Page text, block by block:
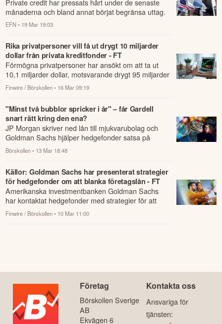
Private credit har pressats hårt under de senaste
månaderna och bland annat börjat begränsa uttag.
EFN • 19 Mar 19:03
Rika privatpersoner vill få ut drygt 10 miljarder
dollar från privata kreditfonder - FT
Förmögna privatpersoner har ansökt om att ta ut
10,1 miljarder dollar, motsvarande drygt 95 miljarder
kronor, från några av de största priva...
Finwire / Börskollen • 16 Mar 09:19
"Minst två bubblor spricker i år" – får Gardell
snart rätt kring den ena?
JP Morgan skriver ned lån till mjukvarubolag och
Goldman Sachs hjälper hedgefonder satsa på
kreditnedgång.
Börskollen • 13 Mar 18:48
Källor: Goldman Sachs har presenterat strategier
för hedgefonder om att blanka företagslån - FT
Amerikanska investmentbanken Goldman Sachs
har kontaktat hedgefonder med strategier för att
blanka företagslån, särskilt kopplade till mjukv...
Finwire / Börskollen • 10 Mar 11:00
Företag
Börskollen Sverige
AB
Ekvägen 6
Kontakta oss
Ansvariga för
tjänsten: